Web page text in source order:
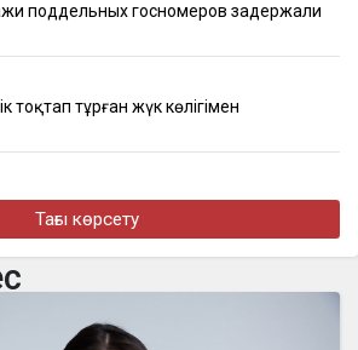
поддельных госномеров задержали
тоқтап тұрған жүк көлігімен
завоевали казахстанцы на
қамаудағы ақсақалдың қызы
Тағы көрсету